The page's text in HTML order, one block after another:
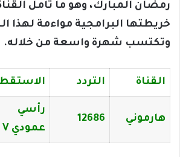
رمضان المبارك، وهو ما تأمل
خريطتها البرامجية مواءمة لهذا
وتكتسب شهرة واسعة من خلاله.
القناة التردد
هارموني 12686
رأسي
عمودي V